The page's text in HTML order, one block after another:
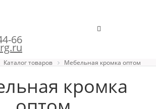
66
Каталог товаров Мебельная кромка оптом
кромка